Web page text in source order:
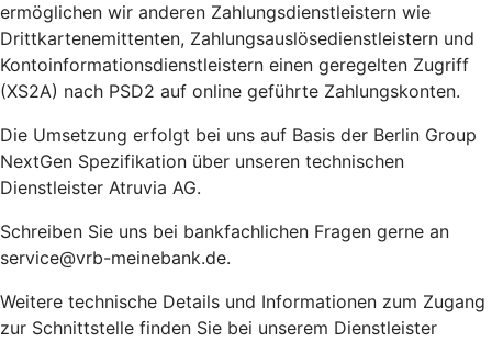
ermöglichen wir anderen Zahlungsdienstleistern wie
Drittkartenemittenten, Zahlungsauslösedienstleistern und
Kontoinformationsdienstleistern einen geregelten Zugriff
(XS2A) nach PSD2 auf online geführte Zahlungskonten.
Die Umsetzung erfolgt bei uns auf Basis der Berlin Group
NextGen Spezifikation über unseren technischen
Dienstleister Atruvia AG.
Schreiben Sie uns bei bankfachlichen Fragen gerne an
service@vrb-meinebank.de.
Weitere technische Details und Informationen zum Zugang
zur Schnittstelle finden Sie bei unserem Dienstleister